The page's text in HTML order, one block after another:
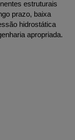
estruturais
prazo, baixa
hidrostática
apropriada.